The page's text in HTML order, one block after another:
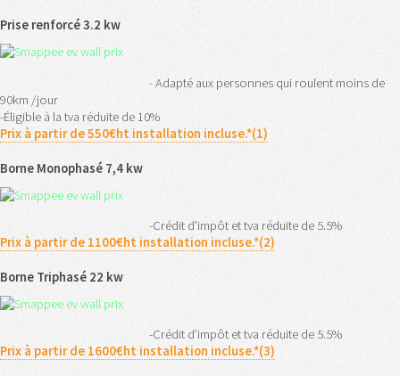
Prise renforcé 3.2 kw
- Adapté aux personnes qui roulent moins de
90km /jour
-Éligible à la tva réduite de 10%
Prix à partir de 550€ht installation incluse.*(1)
Borne Monophasé 7,4 kw
-Crédit d’impôt et tva réduite de 5.5%
Prix à partir de 1100€ht installation incluse.*(2)
Borne Triphasé 22 kw
-Crédit d’impôt et tva réduite de 5.5%
Prix à partir de 1600€ht installation incluse.*(3)